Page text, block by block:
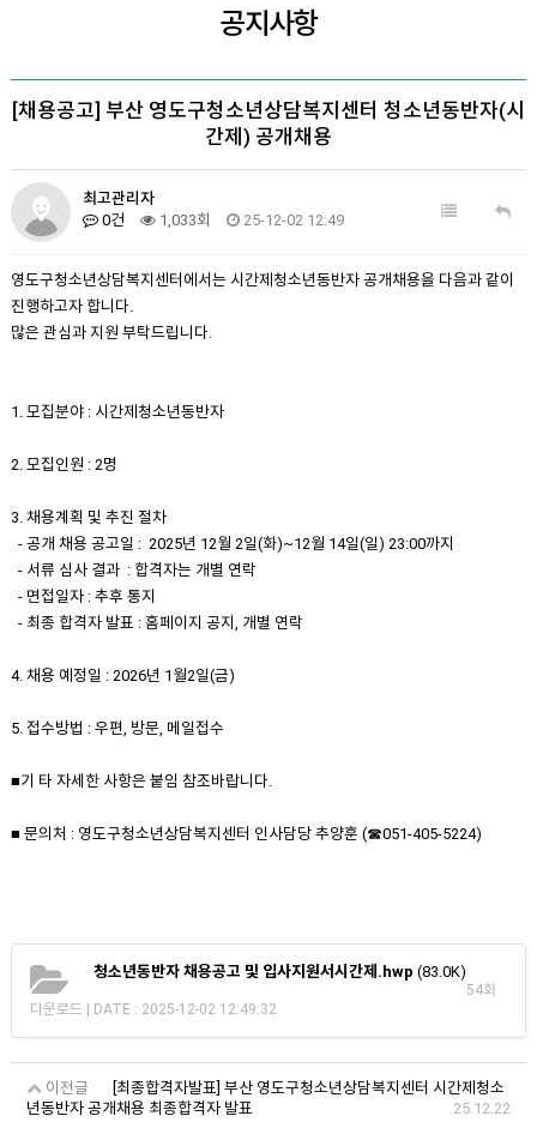
공지사항
[채용공고] 부산 영도구청소년상담복지센터 청소년동반자(시
간제) 공개채용
최고관리자
0건
1,033회 25-12-02 12:49
영도구청소년상담복지센터에서는 시간제청소년동반자 공개채용을 다음과 같이
진행하고자 합니다.
많은 관심과 지원 부탁드립니다.
1. 모집분야 : 시간제청소년동반자
2. 모집인원 : 2명
3. 채용계획 및 추진 절차
- 공개 채용 공고일 : 2025년 12월 2일(화)~12월 14일(일) 23:00까지
- 서류 심사 결과 : 합격자는 개별 연락
- 면접일자 : 추후 통지
- 최종 합격자 발표 : 홈페이지 공지, 개별 연락
4. 채용 예정일 : 2026년 1월2일(금)
5. 접수방법 : 우편, 방문, 메일접수
■기 타 자세한 사항은 붙임 참조바랍니다.
■ 문의처 : 영도구청소년상담복지센터 인사담당 추양훈 (☎051-405-5224)
청소년동반자 채용공고 및 입사지원서시간제.hwp (83.0K)
54회
다운로드 | DATE : 2025-12-02 12:49:32
이전글
[최종합격자발표] 부산 영도구청소년상담복지센터 시간제청소
년동반자 공개채용 최종합격자 발표
25.12.22